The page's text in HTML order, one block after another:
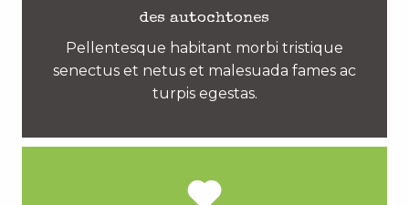
des autochtones
Pellentesque habitant morbi tristique
senectus et netus et malesuada fames ac
turpis egestas.